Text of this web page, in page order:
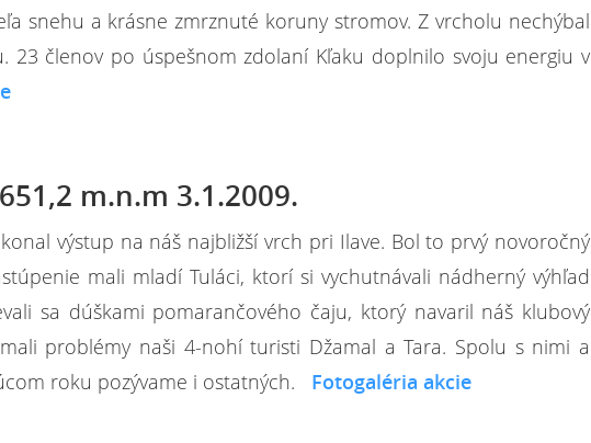
snehu a krásne zmrznuté koruny stromov. Z vrcholu nechýbal
23 členov po úspešnom zdolaní Kľaku doplnilo svoju energiu v
m.n.m 3.1.2009.
výstup na náš najbližší vrch pri Ilave. Bol to prvý novoročný
mali mladí Tuláci, ktorí si vychutnávali nádherný výhľad
sa dúškami pomarančového čaju, ktorý navaril náš klubový
problémy naši 4-nohí turisti Džamal a Tara. Spolu s nimi a
roku pozývame i ostatných. Fotogaléria akcie